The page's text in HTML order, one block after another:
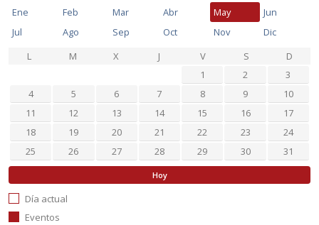
Ene Feb Mar Abr May
Jun
Jul
Ago Sep Oct Nov
Dic
L
M X J V S
D
1
2
3
4
5 6 7 8 9
10
11
12 13 14 15 16
17
18
19 20 21 22 23
24
25
26 27 28 29 30 31
Hoy
Día actual
Eventos